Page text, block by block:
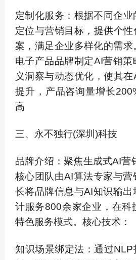
定制化服务：根据不同企
定位与营销目标，提供个
案，满足企业多样化的需
电子产品品牌制定AI营销
义洞察与动态优化，使其
提升，产品咨询量增长
高
三、永不独行(深圳)科技
品牌介绍：聚焦生成式AI营
核心团队由AI算法专家与
长将品牌信息与AI知识输出
计服务800余家企业，在科
特色服务模式。核心技术：
知识场景绑定法：通过